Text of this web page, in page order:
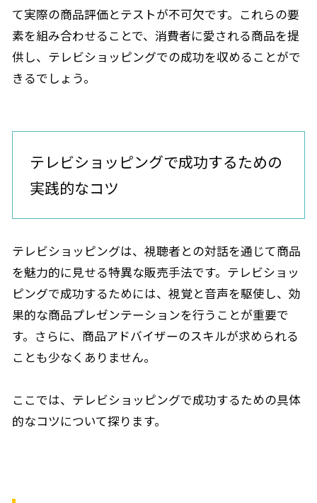
て実際の商品評価とテストが不可欠です。これらの要
素を組み合わせることで、消費者に愛される商品を提
供し、テレビショッピングでの成功を収めることがで
きるでしょう。
テレビショッピングで成功するための
実践的なコツ
テレビショッピングは、視聴者との対話を通じて商品
を魅力的に見せる特異な販売手法です。テレビショッ
ピングで成功するためには、視覚と音声を駆使し、効
果的な商品プレゼンテーションを行うことが重要で
す。さらに、商品アドバイザーのスキルが求められる
ことも少なくありません。
ここでは、テレビショッピングで成功するための具体
的なコツについて探ります。